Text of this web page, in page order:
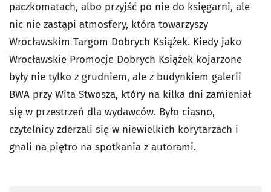
paczkomatach, albo przyjść po nie do księgarni, ale
nic nie zastąpi atmosfery, która towarzyszy
Wrocławskim Targom Dobrych Książek. Kiedy jako
Wrocławskie Promocje Dobrych Książek kojarzone
były nie tylko z grudniem, ale z budynkiem galerii
BWA przy Wita Stwosza, który na kilka dni zamieniał
się w przestrzeń dla wydawców. Było ciasno,
czytelnicy zderzali się w niewielkich korytarzach i
gnali na piętro na spotkania z autorami.